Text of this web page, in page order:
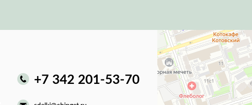
+7 342 201-53-70